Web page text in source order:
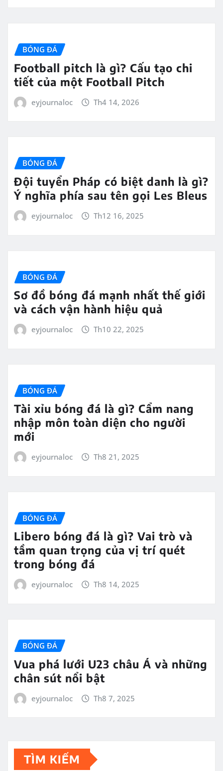
BÓNG ĐÁ
Football pitch là gì? Cấu tạo chi
tiết của một Football Pitch
eyjournaloc Th4 14, 2026
BÓNG ĐÁ
Đội tuyển Pháp có biệt danh là gì?
Ý nghĩa phía sau tên gọi Les Bleus
eyjournaloc Th12 16, 2025
BÓNG ĐÁ
Sơ đồ bóng đá mạnh nhất thế giới
và cách vận hành hiệu quả
eyjournaloc Th10 22, 2025
BÓNG ĐÁ
Tài xỉu bóng đá là gì? Cẩm nang
nhập môn toàn diện cho người
mới
eyjournaloc Th8 21, 2025
BÓNG ĐÁ
Libero bóng đá là gì? Vai trò và
tầm quan trọng của vị trí quét
trong bóng đá
eyjournaloc Th8 14, 2025
BÓNG ĐÁ
Vua phá lưới U23 châu Á và những
chân sút nổi bật
eyjournaloc Th8 7, 2025
TÌM KIẾM